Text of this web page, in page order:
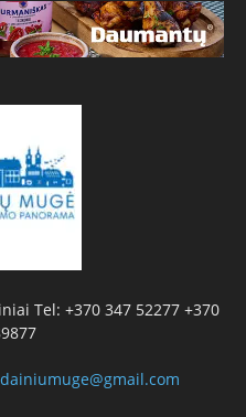
Tel: +370 347 52277 +370